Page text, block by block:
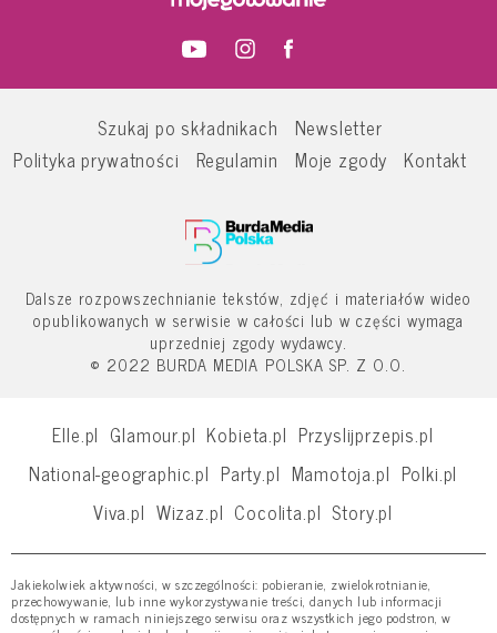
Szukaj po składnikach
Newsletter
Polityka prywatności
Regulamin Moje zgody Kontakt
Dalsze rozpowszechnianie tekstów, zdjęć i materiałów wideo
opublikowanych w serwisie w całości lub w części wymaga
uprzedniej zgody wydawcy.
© 2022 BURDA MEDIA POLSKA SP. Z O.O.
Elle.pl Glamour.pl Kobieta.pl Przyslijprzepis.pl
National-geographic.pl Party.pl Mamotoja.pl Polki.pl
Viva.pl Wizaz.pl Cocolita.pl Story.pl
Jakiekolwiek aktywności, w szczególności: pobieranie, zwielokrotnianie,
przechowywanie, lub inne wykorzystywanie treści, danych lub informacji
dostępnych w ramach niniejszego serwisu oraz wszystkich jego podstron, w